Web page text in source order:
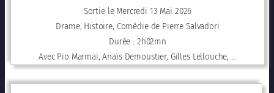
Sortie le Mercredi 13 Mai 2026
Drame, Histoire, Comédie de Pierre Salvadori
Durée : 2h02mn
Avec Pio Marmaï, Anaïs Demoustier, Gilles Lellouche, …